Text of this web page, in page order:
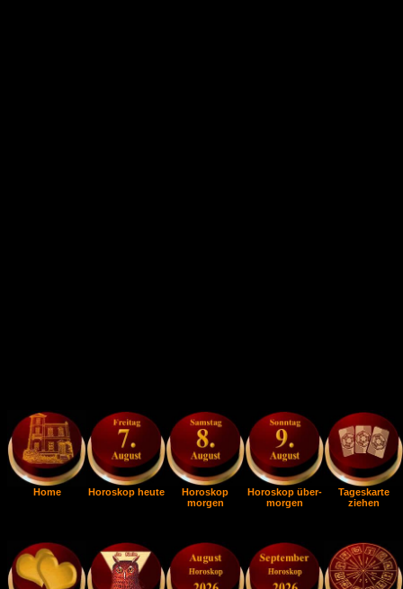
Home Horoskop heute
Horoskop
morgen
Horoskop über-
morgen
Tageskarte
ziehen